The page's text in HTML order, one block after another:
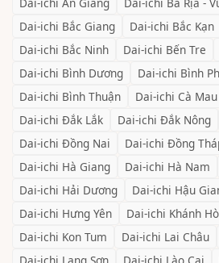
Dai-ichi An Giang Dai-ichi Bà Rịa -
Dai-ichi Bắc Giang Dai-ichi Bắc Kạn
Dai-ichi Bắc Ninh Dai-ichi Bến Tre
Dai-ichi Bình Dương Dai-ichi Bình
Dai-ichi Bình Thuận Dai-ichi Cà Mau
Dai-ichi Đắk Lắk Dai-ichi Đắk Nông
Dai-ichi Đồng Nai Dai-ichi Đồng
Dai-ichi Hà Giang Dai-ichi Hà Nam
Dai-ichi Hải Dương Dai-ichi Hậu
Dai-ichi Hưng Yên Dai-ichi Khánh
Dai-ichi Kon Tum Dai-ichi Lai Châu